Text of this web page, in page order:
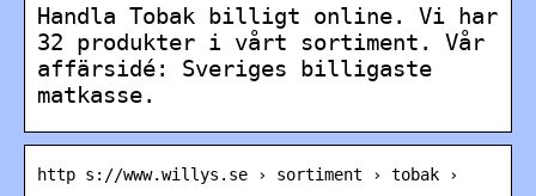
Handla Tobak billigt online. Vi har
32 produkter i vårt sortiment. Vår
affärsidé: Sveriges billigaste
matkasse.
http s://www.willys.se › sortiment › tobak ›